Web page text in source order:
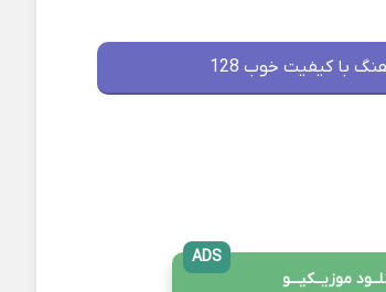
با کیفیت خوب 128
موزیــکیـــو
ADS